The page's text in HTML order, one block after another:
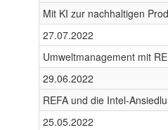
Mit KI zur nachhaltigen
27.07.2022
Umweltmanagement mit
29.06.2022
REFA und die Intel-
25.05.2022